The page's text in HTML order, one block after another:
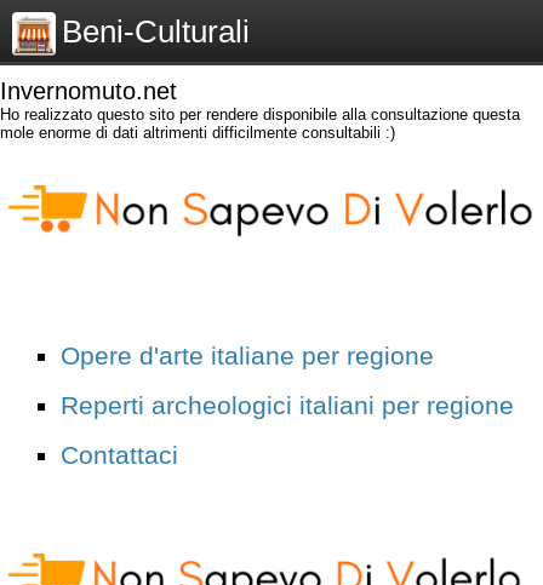
Beni-Culturali
Invernomuto.net
Ho realizzato questo sito per rendere disponibile alla consultazione questa
mole enorme di dati altrimenti difficilmente consultabili :)
Opere d'arte italiane per regione
Reperti archeologici italiani per regione
Contattaci